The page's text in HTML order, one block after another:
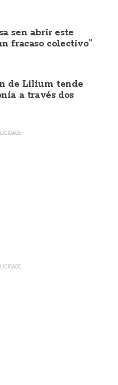
sen abrir este
fracaso colectivo"
de Lilium tende
a través dos